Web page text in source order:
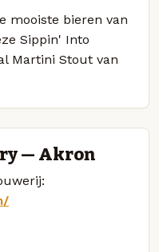
mooiste bieren van
Sippin' Into
Martini Stout van
— Akron